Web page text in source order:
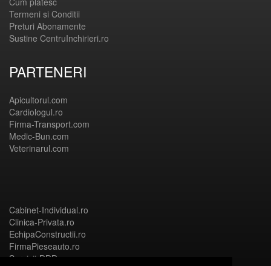
Termeni si Conditii
Preturi Abonamente
Sustine CentruInchirieri.ro
PARTENERI
Apicultorul.com
Cardiologul.ro
Firma-Transport.com
Medic-Bun.com
Veterinarul.com
Cabinet-Individual.ro
Clinica-Privata.ro
EchipaConstructii.ro
FirmaPieseauto.ro
Servicii-DDD.com